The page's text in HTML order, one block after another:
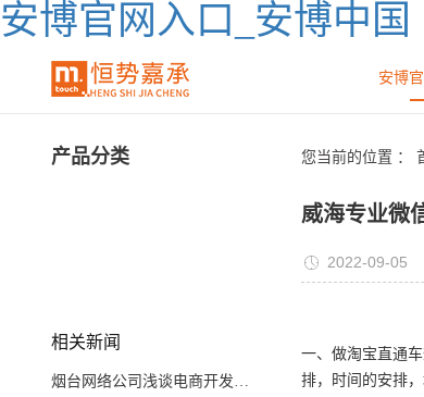
安博官网入口_安博中国
安博
产品分类
相关新闻
烟台网络公司浅谈电商开发未来发展前景
您当前的位置 ：
威海专业微
2022-09-05
一、做淘宝直通
排，时间的安排